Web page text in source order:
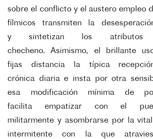
sobre el conflicto y el austero empleo
fílmicos transmiten la
y sintetizan los atributos
checheno. Asimismo, el brillante
fijas distancia la típica
crónica diaria e insta por otra
esa modificación mínima de
facilita empatizar con el
militarmente y asombrarse por la
intermitente con la que